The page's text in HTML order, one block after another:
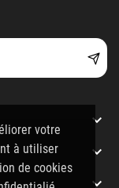
votre
à utiliser
de cookies

